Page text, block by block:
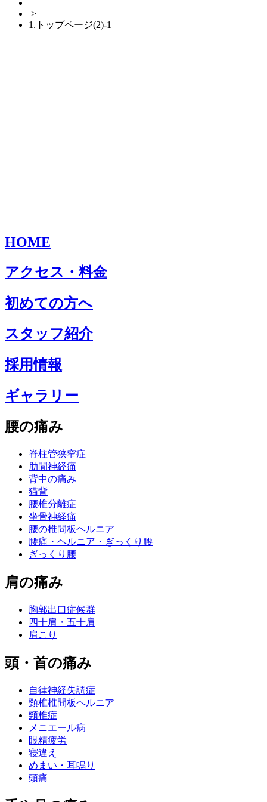
>
1.トップページ(2)-1
HOME
アクセス・料金
初めての方へ
スタッフ紹介
採用情報
ギャラリー
腰の痛み
脊柱管狭窄症
肋間神経痛
背中の痛み
猫背
腰椎分離症
坐骨神経痛
腰の椎間板ヘルニア
腰痛・ヘルニア・ぎっくり腰
ぎっくり腰
肩の痛み
胸郭出口症候群
四十肩・五十肩
肩こり
頭・首の痛み
自律神経失調症
頸椎椎間板ヘルニア
頸椎症
メニエール病
眼精疲労
寝違え
めまい・耳鳴り
頭痛